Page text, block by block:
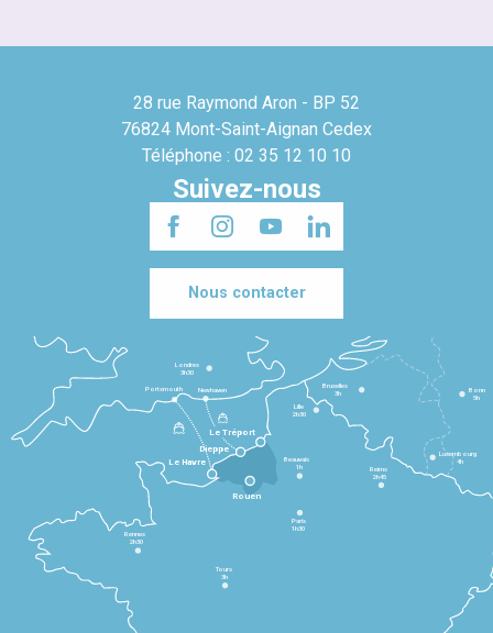
28 rue Raymond Aron - BP 52
76824 Mont-Saint-Aignan Cedex
Téléphone : 02 35 12 10 10
Suivez-nous
Nous contacter
Le Havre
Dieppe
Le Tréport
Rennes
2h30
Tours
3h
Paris
1h30
Beauvais
1h
Reims
2h45
Lille
2h30
Bruxelles
3h
Londres
3h30
Newhaven
Portsmouth
Bonn
5h
Luxembourg
4h
Rouen